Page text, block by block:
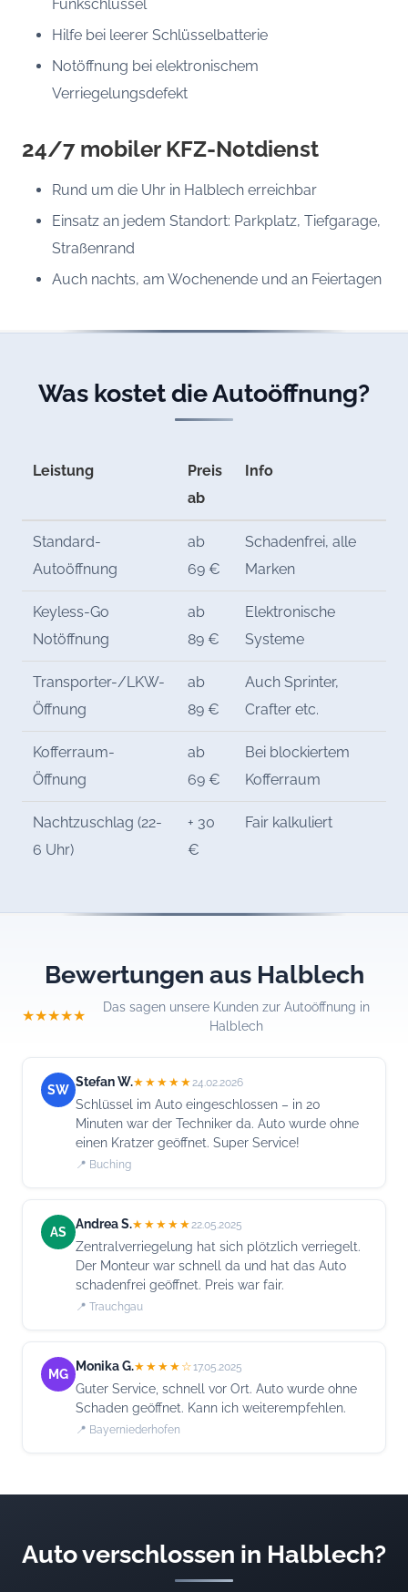
Funkschlüssel
Hilfe bei leerer Schlüsselbatterie
Notöffnung bei elektronischem
Verriegelungsdefekt
24/7 mobiler KFZ-Notdienst
Rund um die Uhr in Halblech erreichbar
Einsatz an jedem Standort: Parkplatz, Tiefgarage,
Straßenrand
Auch nachts, am Wochenende und an Feiertagen
Was kostet die Autoöffnung?
Leistung
Preis
ab
Info
Standard-
Autoöffnung
ab
69 €
Schadenfrei, alle
Marken
Keyless-Go
Notöffnung
ab
89 €
Elektronische
Systeme
Transporter-/LKW-
Öffnung
ab
89 €
Auch Sprinter,
Crafter etc.
Kofferraum-
Öffnung
ab
69 €
Bei blockiertem
Kofferraum
Nachtzuschlag (22-
6 Uhr)
+ 30
€
Fair kalkuliert
Bewertungen aus Halblech
★★★★★
Das sagen unsere Kunden zur Autoöffnung in
Halblech
SW
Stefan W.★★★★★ 24.02.2026
Schlüssel im Auto eingeschlossen – in 20
Minuten war der Techniker da. Auto wurde ohne
einen Kratzer geöffnet. Super Service!
📍 Buching
AS
Andrea S.★★★★★ 22.05.2025
Zentralverriegelung hat sich plötzlich verriegelt.
Der Monteur war schnell da und hat das Auto
schadenfrei geöffnet. Preis war fair.
📍 Trauchgau
MG
Monika G.★★★★☆17.05.2025
Guter Service, schnell vor Ort. Auto wurde ohne
Schaden geöffnet. Kann ich weiterempfehlen.
📍 Bayerniederhofen
Auto verschlossen in Halblech?